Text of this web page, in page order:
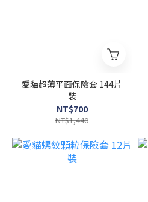
愛貓超薄平面保險套 144片
裝
NT$700
NT$1,440